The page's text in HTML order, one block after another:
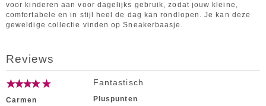
voor kinderen aan voor dagelijks gebruik, zodat jouw kleine,
comfortabele en in stijl heel de dag kan rondlopen. Je kan deze
geweldige collectie vinden op Sneakerbaasje.
Reviews
Carmen
Fantastisch
Pluspunten